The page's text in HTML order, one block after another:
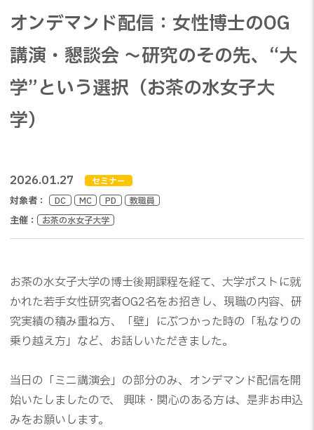
オンデマンド配信：女性博士のOG
講演・懇談会 ～研究のその先、“大
学”という選択（お茶の水女子大
学）
2026.01.27 セミナー
対象者： DC MC PD 教職員
主催： お茶の水女子大学
お茶の水女子大学の博士後期課程を経て、大学ポストに就
かれた若手女性研究者OG2名をお招きし、現職の内容、研
究実績の積み重ね方、「壁」にぶつかった時の「私なりの
乗り越え方」など、お話しいただきました。
当日の「ミニ講演会」の部分のみ、オンデマンド配信を開
始いたしましたので、 興味・関心のある方は、是非お申込
みをお願いします。